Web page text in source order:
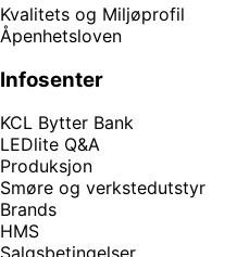
Kvalitets og Miljøprofil
Åpenhetsloven
Infosenter
KCL Bytter Bank
LEDlite Q&A
Produksjon
Smøre og verkstedutstyr
Brands
HMS